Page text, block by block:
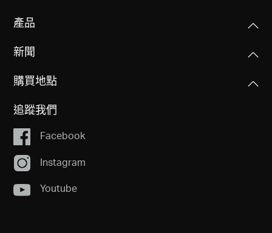
產品
新聞
購買地點
追蹤我們
Facebook
Instagram
Youtube